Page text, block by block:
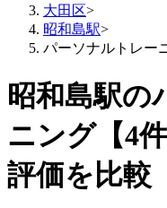
大田区>
昭和島駅>
パーソナルトレー
昭和島駅の
ニング【4
評価を比較